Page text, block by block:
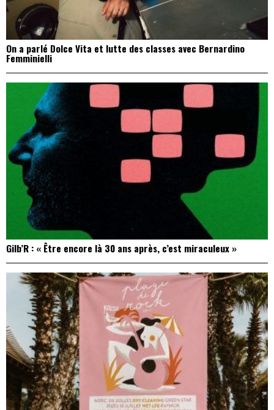
On a parlé Dolce Vita et lutte des classes avec Bernardino
Femminielli
Gilb’R : « Être encore là 30 ans après, c’est miraculeux »